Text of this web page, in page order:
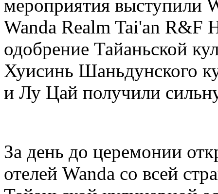
мероприятия выступили
Wanda Realm Tai'an R&F
одобрение Тайаньской
Хуисинь Шаньдунского
и Лу Цай получили
За день до церемонии
отелей Wanda со всей